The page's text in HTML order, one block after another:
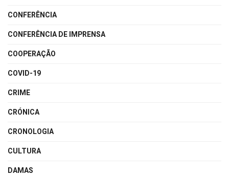
CONFERÊNCIA
CONFERÊNCIA DE IMPRENSA
COOPERAÇÃO
COVID-19
CRIME
CRÓNICA
CRONOLOGIA
CULTURA
DAMAS